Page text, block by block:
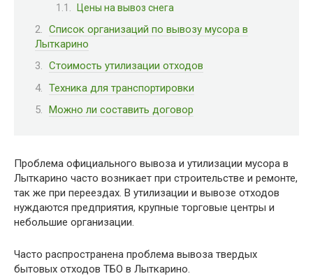
Цены на вывоз снега
Список организаций по вывозу мусора в
Лыткарино
Стоимость утилизации отходов
Техника для транспортировки
Можно ли составить договор
Проблема официального вывоза и утилизации мусора в
Лыткарино часто возникает при строительстве и ремонте,
так же при переездах. В утилизации и вывозе отходов
нуждаются предприятия, крупные торговые центры и
небольшие организации.
Часто распространена проблема вывоза твердых
бытовых отходов ТБО в Лыткарино.